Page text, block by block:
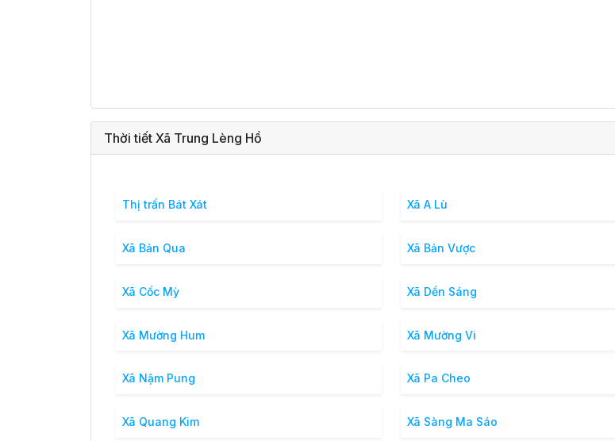
Thời tiết Xã Trung Lèng Hồ
Thị trấn Bát Xát Xã A Lù
Xã Bản Qua Xã Bản Vược
Xã Cốc Mỳ Xã Dền Sáng
Xã Mường Hum Xã Mường Vi
Xã Nậm Pung Xã Pa Cheo
Xã Quang Kim Xã Sàng Ma Sáo